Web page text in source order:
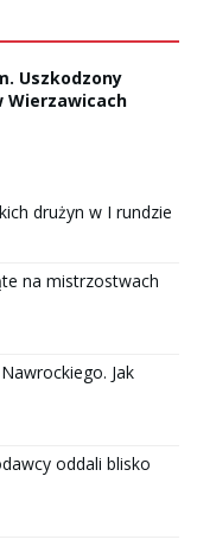
Uszkodzony
Wierzawicach
drużyn w I rundzie
na mistrzostwach
Jak
oddali blisko